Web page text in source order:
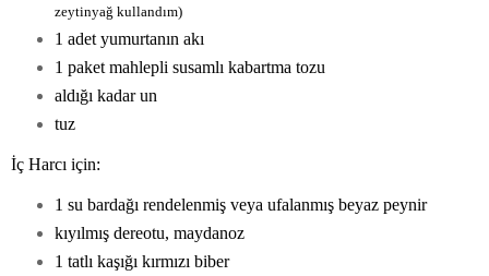
zeytinyağ kullandım)
1 adet yumurtanın akı
1 paket mahlepli susamlı kabartma tozu
aldığı kadar un
tuz
İç Harcı için:
1 su bardağı rendelenmiş veya ufalanmış beyaz peynir
kıyılmış dereotu, maydanoz
1 tatlı kaşığı kırmızı biber